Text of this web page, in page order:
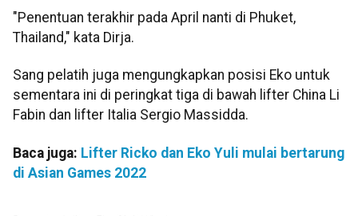
"Penentuan terakhir pada April nanti di Phuket,
Thailand," kata Dirja.
Sang pelatih juga mengungkapkan posisi Eko untuk
sementara ini di peringkat tiga di bawah lifter China Li
Fabin dan lifter Italia Sergio Massidda.
Baca juga: Lifter Ricko dan Eko Yuli mulai bertarung
di Asian Games 2022